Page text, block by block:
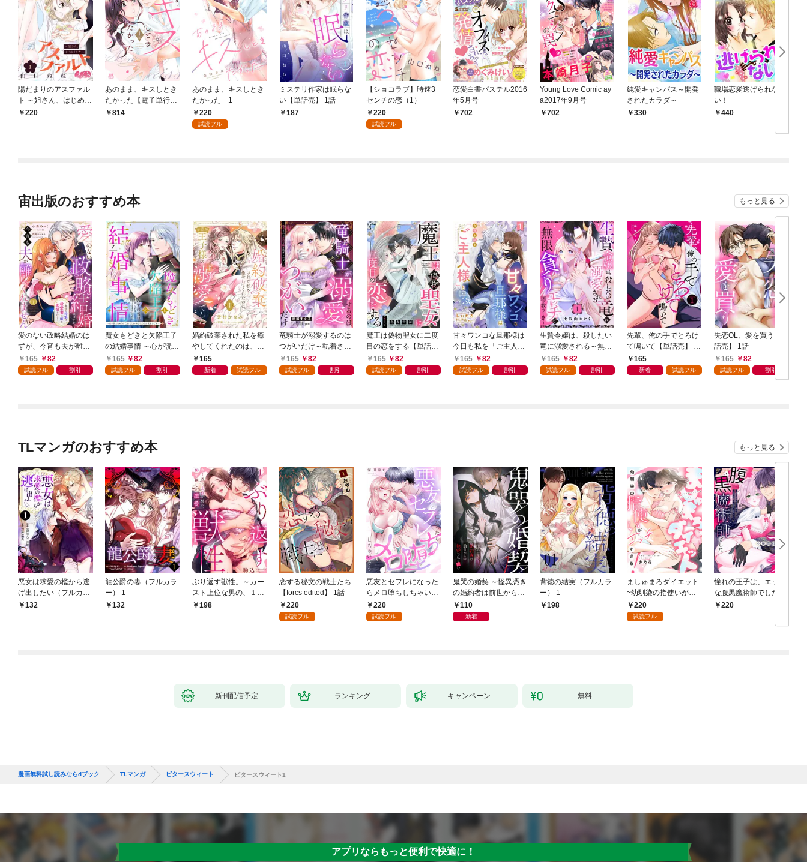
陽だまりのアスファル
ト ～姐さん、はじめま
した～（１）
220
あのまま、キスしとき
たかった【電子単行
本】 1
814
あのまま、キスしとき
たかった 1
220
試読フル
ミステリ作家は眠らな
い【単話売】 1話
187
【ショコラブ】時速3
センチの恋（1）
220
試読フル
恋愛白書パステル2016
年5月号
702
Young Love Comic ay
a2017年9月号
702
純愛キャンパス～開発
されたカラダ～
330
職場恋愛逃げられな
い！
440
宙出版のおすすめ本 もっと見る
愛のない政略結婚のは
ずが、今宵も夫が離し
てくれません～無骨な
将軍は最愛妻に滾る恋
165 82
試読フル 割引
魔女もどきと欠陥王子
の結婚事情 ～心が読め
ちゃうので、あなたの
本心なんてお見通しで
165 82
試読フル 割引
婚約破棄された私を癒
やしてくれたのは、不
器用王子様の溺愛でし
た【単話売】 1話
165
新着 試読フル
竜騎士が溺愛するのは
つがいだけ～執着され
た悪役令嬢は逃げられ
ない～【単話売】 1話
165 82
試読フル 割引
魔王は偽物聖女に二度
目の恋をする【単話
売】 1話
165 82
試読フル 割引
甘々ワンコな旦那様は
今日も私を「ご主人
様」と呼ぶ 【単話売】
1話
165 82
試読フル 割引
生贄令嬢は、殺したい
竜に溺愛される～無限
貪りエッチで国を救
う…！？～【単話売】
165 82
試読フル 割引
先輩、俺の手でとろけ
て鳴いて【単話売】 1
話165
新着 試読フル
失恋OL、愛を買う【単
話売】 1話
165
82
試読フル 割引
TLマンガのおすすめ本 もっと見る
悪女は求愛の檻から逃
げ出したい（フルカラ
ー） 1
132
龍公爵の妻（フルカラ
ー） 1
132
ぶり返す獣性。～カー
スト上位な男の、１０
年越しの激愛１
198
恋する秘文の戦士たち
【forcs edited】 1話
220
試読フル
悪友とセフレになった
らメロ堕ちしちゃいそ
う(1)
220
試読フル
鬼哭の婚契 ～怪異憑き
の婚約者は前世からの
執愛で私を蝕む～
（1）
110
新着
背徳の結実（フルカラ
ー） 1
198
ましゅまろダイエット
~幼馴染の指使いがエ
ッチすぎる！~(1)
220
試読フル
憧れの王子は、エッチ
な腹黒魔術師でした～
閨指導係なのに、彼の
220
新刊配信予定 ランキング キャンペーン 無料
漫画無料試し読みならdブック TLマンガ ビタースウィート ビタースウィート1
アプリならもっと便利で快適に！